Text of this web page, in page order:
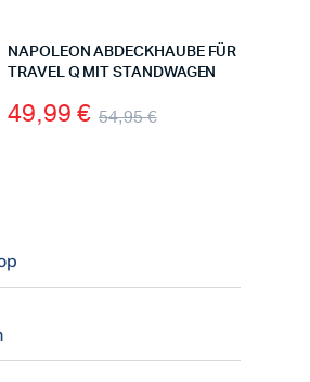
NAPOLEON ABDECKHAUBE FÜR
TRAVEL Q MIT STANDWAGEN
54,95€
49,99 €